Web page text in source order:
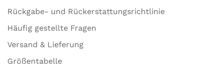
Rückgabe- und Rückerstattungsrichtlinie
Häufig gestellte Fragen
Versand & Lieferung
Größentabelle